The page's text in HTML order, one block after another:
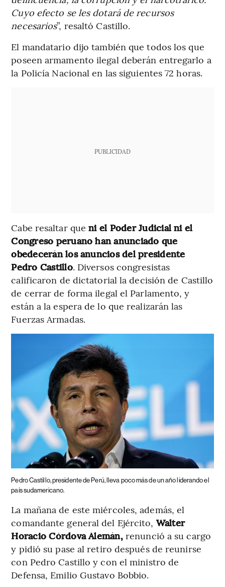
Cuyo efecto se les dotará de recursos
necesarios”, resaltó Castillo.
El mandatario dijo también que todos los que
poseen armamento ilegal deberán entregarlo a
la Policía Nacional en las siguientes 72 horas.
PUBLICIDAD
Cabe resaltar queni el Poder Judicial ni el
Congreso peruano han anunciado que
obedecerán los anuncios del presidente
Pedro Castillo. Diversos congresistas
calificaron de dictatorial la decisión de Castillo
de cerrar de forma ilegal el Parlamento, y
están a la espera de lo que realizarán las
Fuerzas Armadas.
Pedro Castillo, presidente de Perú, lleva poco más de un año liderando el
país sudamericano.
La mañana de este miércoles, además, el
comandante general del Ejército, Walter
Horacio Córdova Alemán,renunció a su cargo
y pidió su pase al retiro después de reunirse
con Pedro Castillo y con el ministro de
Defensa, Emilio Gustavo Bobbio.